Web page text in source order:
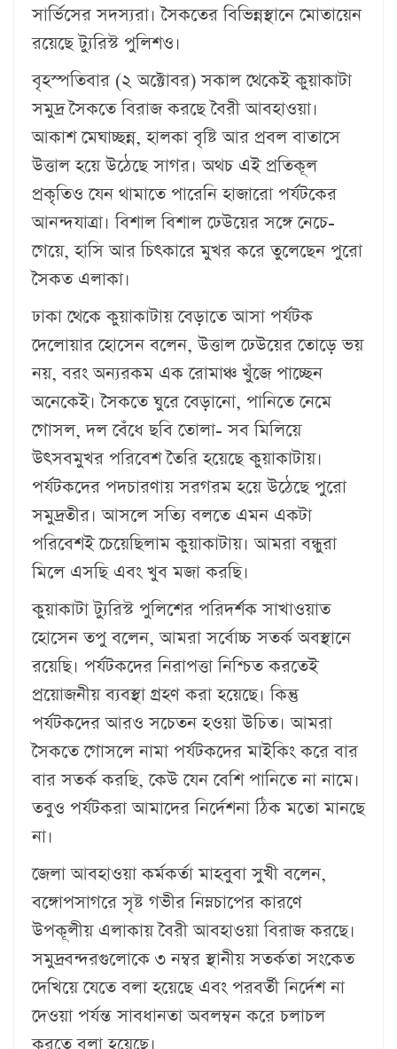
সার্ভিসের সদস্যরা। সৈকতের বিভিন্নস্থানে মোতায়েন
রয়েছে ট্যুরিস্ট পুলিশও।
বৃহস্পতিবার (২ অক্টোবর) সকাল থেকেই কুয়াকাটা
সমুদ্র সৈকতে বিরাজ করছে বৈরী আবহাওয়া।
আকাশ মেঘাচ্ছন্ন, হালকা বৃষ্টি আর প্রবল বাতাসে
উত্তাল হয়ে উঠেছে সাগর। অথচ এই প্রতিকূল
প্রকৃতিও যেন থামাতে পারেনি হাজারো পর্যটকের
আনন্দযাত্রা। বিশাল বিশাল ঢেউয়ের সঙ্গে নেচে-
গেয়ে, হাসি আর চিৎকারে মুখর করে তুলেছেন পুরো
সৈকত এলাকা।
ঢাকা থেকে কুয়াকাটায় বেড়াতে আসা পর্যটক
দেলোয়ার হোসেন বলেন, উত্তাল ঢেউয়ের তোড়ে ভয়
নয়, বরং অন্যরকম এক রোমাঞ্চ খুঁজে পাচ্ছেন
অনেকেই। সৈকতে ঘুরে বেড়ানো, পানিতে নেমে
গোসল, দল বেঁধে ছবি তোলা- সব মিলিয়ে
উৎসবমুখর পরিবেশ তৈরি হয়েছে কুয়াকাটায়।
পর্যটকদের পদচারণায় সরগরম হয়ে উঠেছে পুরো
সমুদ্রতীর। আসলে সত্যি বলতে এমন একটা
পরিবেশই চেয়েছিলাম কুয়াকাটায়। আমরা বন্ধুরা
মিলে এসছি এবং খুব মজা করছি।
কুয়াকাটা ট্যুরিস্ট পুলিশের পরিদর্শক সাখাওয়াত
হোসেন তপু বলেন, আমরা সর্বোচ্চ সতর্ক অবস্থানে
রয়েছি। পর্যটকদের নিরাপত্তা নিশ্চিত করতেই
প্রয়োজনীয় ব্যবস্থা গ্রহণ করা হয়েছে। কিন্তু
পর্যটকদের আরও সচেতন হওয়া উচিত। আমরা
সৈকতে গোসলে নামা পর্যটকদের মাইকিং করে বার
বার সতর্ক করছি, কেউ যেন বেশি পানিতে না নামে।
তবুও পর্যটকরা আমাদের নির্দেশনা ঠিক মতো মানছে
না।
জেলা আবহাওয়া কর্মকর্তা মাহবুবা সুখী বলেন,
বঙ্গোপসাগরে সৃষ্ট গভীর নিম্নচাপের কারণে
উপকূলীয় এলাকায় বৈরী আবহাওয়া বিরাজ করছে।
সমুদ্রবন্দরগুলোকে ৩ নম্বর স্থানীয় সতর্কতা সংকেত
দেখিয়ে যেতে বলা হয়েছে এবং পরবর্তী নির্দেশ না
দেওয়া পর্যন্ত সাবধানতা অবলম্বন করে চলাচল